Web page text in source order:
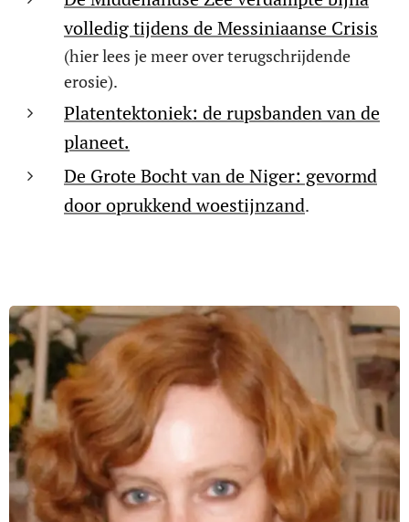
volledig tijdens de Messiniaanse Crisis
(hier lees je meer over terugschrijdende
erosie).
Platentektoniek: de rupsbanden van de
planeet.
De Grote Bocht van de Niger: gevormd
door oprukkend woestijnzand.